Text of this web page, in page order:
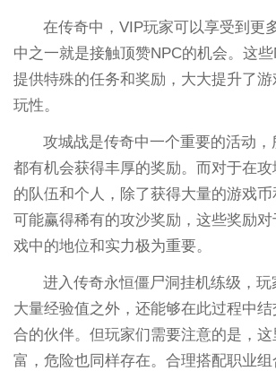
在传奇中，VIP玩家可以享受到更
中之一就是接触顶赞NPC的机会。这
提供特殊的任务和奖励，大大提升了
玩性。
攻城战是传奇中一个重要的活动
都有机会获得丰厚的奖励。而对于在
的队伍和个人，除了获得大量的游戏
可能赢得稀有的攻沙奖励，这些奖励
戏中的地位和实力极为重要。
进入传奇永恒僵尸洞挂机练级，
大量经验值之外，还能够在此过程中
合的伙伴。但玩家们需要注意的是，
富，危险也同样存在。合理搭配职业组